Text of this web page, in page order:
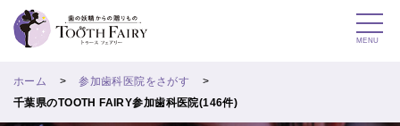
MENU
ホーム
参加歯科医院をさがす
千葉県のTOOTH FAIRY参加歯科医院(146件)